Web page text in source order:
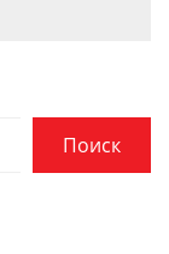
Поиск